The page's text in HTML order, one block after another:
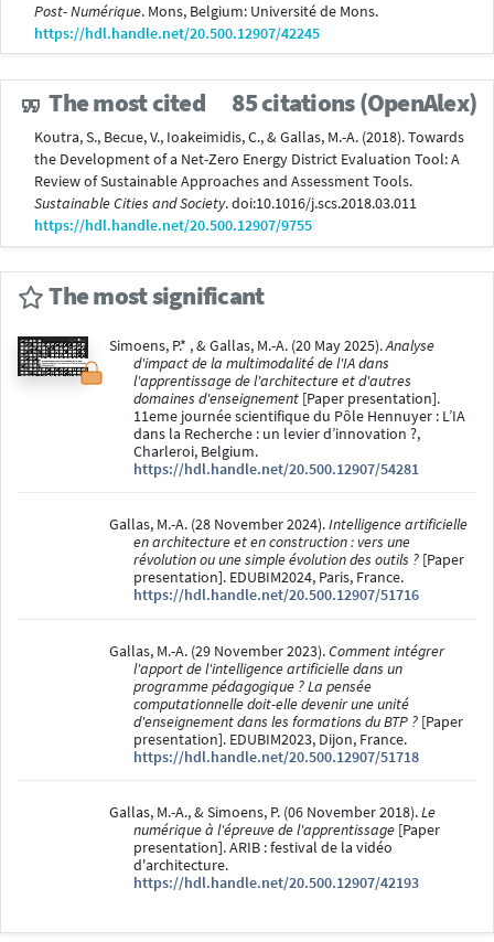
Post- Numérique. Mons, Belgium: Université de Mons.
https://hdl.handle.net/20.500.12907/42245
The most cited 85 citations (OpenAlex)
Koutra, S., Becue, V., Ioakeimidis, C., & Gallas, M.-A. (2018). Towards
the Development of a Net-Zero Energy District Evaluation Tool: A
Review of Sustainable Approaches and Assessment Tools.
Sustainable Cities and Society. doi:10.1016/j.scs.2018.03.011
https://hdl.handle.net/20.500.12907/9755
The most significant
Simoens, P.* , & Gallas, M.-A. (20 May 2025).Analyse
d'impact de la multimodalité de l'IA dans
l'apprentissage de l'architecture et d'autres
domaines d'enseignement [Paper presentation].
11eme journée scientifique du Pôle Hennuyer : L’IA
dans la Recherche : un levier d’innovation ?,
Charleroi, Belgium.
https://hdl.handle.net/20.500.12907/54281
Gallas, M.-A. (28 November 2024).Intelligence artificielle
en architecture et en construction : vers une
révolution ou une simple évolution des outils ? [Paper
presentation]. EDUBIM2024, Paris, France.
https://hdl.handle.net/20.500.12907/51716
Gallas, M.-A. (29 November 2023).Comment intégrer
l'apport de l'intelligence artificielle dans un
programme pédagogique ? La pensée
computationnelle doit-elle devenir une unité
d'enseignement dans les formations du BTP ? [Paper
presentation]. EDUBIM2023, Dijon, France.
https://hdl.handle.net/20.500.12907/51718
Gallas, M.-A., & Simoens, P. (06 November 2018).Le
numérique à l'épreuve de l'apprentissage [Paper
presentation]. ARIB : festival de la vidéo
d'architecture.
https://hdl.handle.net/20.500.12907/42193